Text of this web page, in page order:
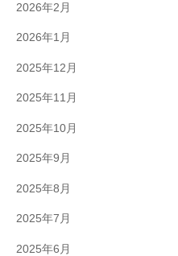
2026年2月
2026年1月
2025年12月
2025年11月
2025年10月
2025年9月
2025年8月
2025年7月
2025年6月